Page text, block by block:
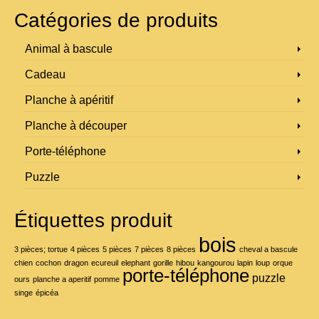
29,00 €
a
Catégories de produits
Animal à bascule
Cadeau
Planche à apéritif
Planche à découper
Porte-téléphone
Puzzle
Étiquettes produit
3 pièces; tortue 4 pièces 5 pièces 7 pièces 8 pièces bois cheval a bascule
chien cochon dragon ecureuil elephant gorille hibou kangourou lapin loup orque
ours planche a aperitif pomme porte-téléphone puzzle
singe épicéa